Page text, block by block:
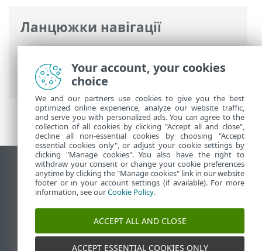
Ланцюжки навігації
Інтерактивна довідка ESET>ESET
NOD32 Antivirus>Додаткові параметри
Модулі захисту > SSL/TLS
Переглянути повну версію
End of Life
База знань ESET
Форум ESET
ESET Status Portal
Регіональна підтримка
Your account, your cookies
choice
We and our partners use cookies to give you the best
optimized online experience, analyze our website traffic,
and serve you with personalized ads. You can agree to the
collection of all cookies by clicking "Accept all and close",
decline all non-essential cookies by choosing "Accept
essential cookies only", or adjust your cookie settings by
clicking "Manage cookies". You also have the right to
withdraw your consent or change your cookie preferences
anytime by clicking the "Manage cookies" link in our website
footer or in your account settings (if available). For more
information, see ourCookie Policy.
ACCEPT ALL AND CLOSE
ACCEPT ESSENTIAL COOKIES ONLY